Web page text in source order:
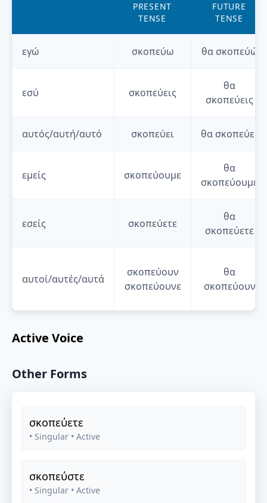
PRESENT
TENSE
FUTURE
TENSE
εγώ σκοπεύω θα σκοπεύώ
εσύ σκοπεύεις
θα
σκοπεύεις
αυτός/αυτή/αυτό σκοπεύει θα σκοπεύει
εμείς σκοπεύουμε
θα
σκοπεύουμε
εσείς σκοπεύετε
θα
σκοπεύετε
αυτοί/αυτές/αυτά
σκοπεύουν
σκοπεύουνε
θα
σκοπεύουν
Active Voice
Other Forms
σκοπεύετε
• Singular • Active
σκοπεύστε
• Singular • Active